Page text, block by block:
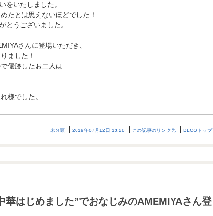
をいたしました。
たとは思えないほどでした！
とうございました。
さんに登場いただき、
ました！
優勝したお二人は
様でした。
未分類 2019年07月12日 13:28 この記事のリンク先 BLOGトップ
はじめました”でおなじみのAMEMIYAさん登